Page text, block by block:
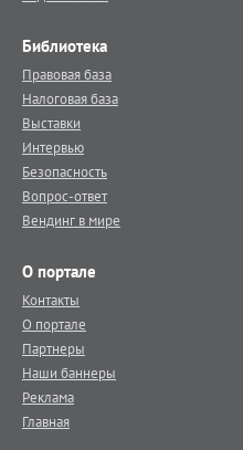
Библиотека
Правовая база
Налоговая база
Выставки
Интервью
Безопасность
Вопрос-ответ
Вендинг в мире
О портале
Контакты
О портале
Партнеры
Наши баннеры
Реклама
Главная